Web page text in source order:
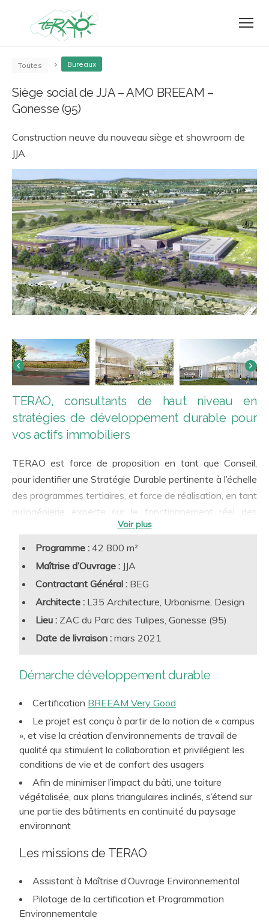
Toutes Bureaux
Siège social de JJA – AMO BREEAM –
Gonesse (95)
Construction neuve du nouveau siège et showroom de
JJA
TERAO, consultants de haut niveau en
stratégies de développement durable pour
vos actifs immobiliers
TERAO est force de proposition en tant que Conseil,
pour identifier une Stratégie Durable pertinente à l’échelle
des programmes tertiaires, et force de réalisation, en tant
qu’ingénierie experte sur le fonctionnement réel des
mire la qualité d’usage et la performance en exploitation.
A ce titre, chaque disposition environnementale est jugée
à l’aune de ses apports immobiliers et techniques de long
s’inscrit dans une logique cohérente de RSE et les
démarches visées par notre travail confèrent une plus-
value forte au lieu de travail créé. Ainsi, nous proposons à
opérationnelles :conception bioclimatique,conception
ressources et de l’environnement, santé et bien-être, …
Aujourd’hui, ces préoccupations sont catalysées par la
RE2020 pour les Projets neufs, et par le Décret tertiaire
pour les projets rénovés.
Programme : 42 800 m²
Maîtrise d’Ouvrage : JJA
Contractant Général : BEG
Architecte : L35 Architecture, Urbanisme, Design
Lieu : ZAC du Parc des Tulipes, Gonesse (95)
Date de livraison : mars 2021
Démarche développement durable
Certification BREEAM Very Good
Le projet est conçu à partir de la notion de « campus
», et vise la création d’environnements de travail de
qualité qui stimulent la collaboration et privilégient les
conditions de vie et de confort des usagers
Afin de minimiser l’impact du bâti, une toiture
végétalisée, aux plans triangulaires inclinés, s’étend sur
une partie des bâtiments en continuité du paysage
environnant
Les missions de TERAO
Assistant à Maîtrise d’Ouvrage Environnemental
Pilotage de la certification et Programmation
Environnementale